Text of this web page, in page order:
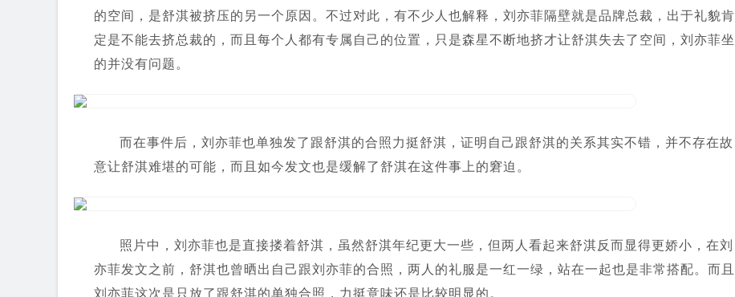
的空间，是舒淇被挤压的另一个原因。不过对此，有不少人也解释，刘亦菲隔壁就是品牌总裁，出于礼貌肯
定是不能去挤总裁的，而且每个人都有专属自己的位置，只是森星不断地挤才让舒淇失去了空间，刘亦菲坐
的并没有问题。
而在事件后，刘亦菲也单独发了跟舒淇的合照力挺舒淇，证明自己跟舒淇的关系其实不错，并不存在故
意让舒淇难堪的可能，而且如今发文也是缓解了舒淇在这件事上的窘迫。
照片中，刘亦菲也是直接搂着舒淇，虽然舒淇年纪更大一些，但两人看起来舒淇反而显得更娇小，在刘
亦菲发文之前，舒淇也曾晒出自己跟刘亦菲的合照，两人的礼服是一红一绿，站在一起也是非常搭配。而且
刘亦菲这次是只放了跟舒淇的单独合照，力挺意味还是比较明显的。